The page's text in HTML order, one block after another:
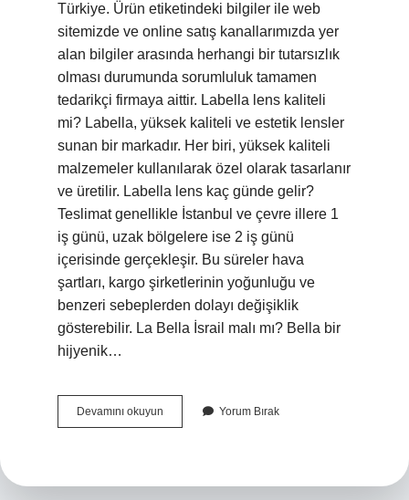
Türkiye. Ürün etiketindeki bilgiler ile web
sitemizde ve online satış kanallarımızda yer
alan bilgiler arasında herhangi bir tutarsızlık
olması durumunda sorumluluk tamamen
tedarikçi firmaya aittir. Labella lens kaliteli
mi? Labella, yüksek kaliteli ve estetik lensler
sunan bir markadır. Her biri, yüksek kaliteli
malzemeler kullanılarak özel olarak tasarlanır
ve üretilir. Labella lens kaç günde gelir?
Teslimat genellikle İstanbul ve çevre illere 1
iş günü, uzak bölgelere ise 2 iş günü
içerisinde gerçekleşir. Bu süreler hava
şartları, kargo şirketlerinin yoğunluğu ve
benzeri sebeplerden dolayı değişiklik
gösterebilir. La Bella İsrail malı mı? Bella bir
hijyenik…
Devamını okuyun
Bella
Yorum Bırak